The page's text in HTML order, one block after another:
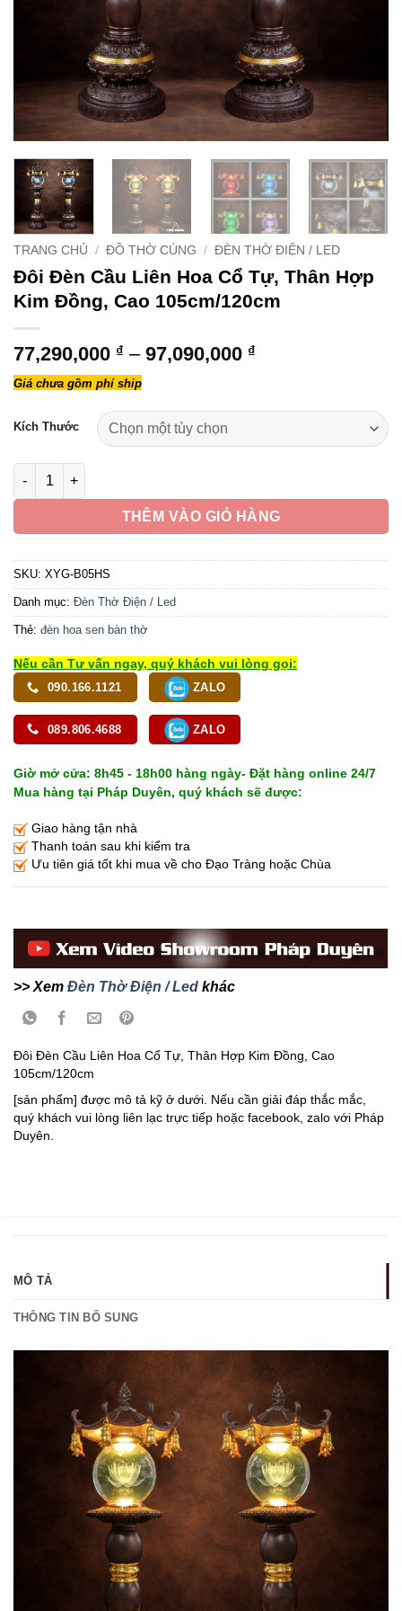
TRANG CHỦ / ĐỒ THỜ CÚNG / ĐÈN THỜ ĐIỆN / LED
Đôi Đèn Cầu Liên Hoa Cổ Tự, Thân Hợp
Kim Đồng, Cao 105cm/120cm
77,290,000 ₫ – 97,090,000 ₫
77,290,000 ₫
97,090,000 ₫
Giá chưa gồm phí ship
Kích Thước
Đôi Đèn Cầu Liên Hoa Cổ Tự, Thân Hợp Kim Đồng, Cao
THÊM VÀO GIỎ HÀNG
SKU: XYG-B05HS
Danh mục: Đèn Thờ Điện / Led
Thẻ: đèn hoa sen bàn thờ
Nếu cần Tư vấn ngay, quý khách vui lòng gọi:
090.166.1121 ZALO
089.806.4688 ZALO
Giờ mở cửa: 8h45 - 18h00 hàng ngày- Đặt hàng online 24/7
Mua hàng tại Pháp Duyên, quý khách sẽ được:
Giao hàng tận nhà
Thanh toán sau khi kiểm tra
Ưu tiên giá tốt khi mua về cho Đạo Tràng hoặc Chùa
>> Xem Đèn Thờ Điện / Led khác
Đôi Đèn Cầu Liên Hoa Cổ Tự, Thân Hợp Kim Đồng, Cao
105cm/120cm
[sản phẩm] được mô tả kỹ ở dưới. Nếu cần giải đáp thắc mắc,
quý khách vui lòng liên lạc trực tiếp hoặc facebook, zalo với Pháp
Duyên.
MÔ TẢ
THÔNG TIN BỔ SUNG